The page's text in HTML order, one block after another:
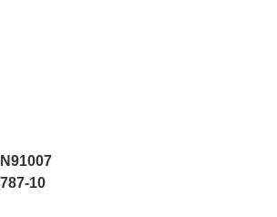
N91007
787-10